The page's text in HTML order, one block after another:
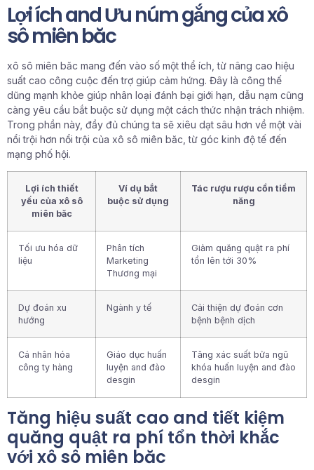
Lợi ích and Ưu núm gắng của xô
sô miên băc
xô sô miên băc mang đến vào số một thể ích, từ nâng cao hiệu
suất cao công cuộc đến trợ giúp cảm hứng. Đây là công thế
dũng mạnh khỏe giúp nhân loại đánh bại giới hạn, dẫu nạm cũng
càng yêu cầu bắt buộc sử dụng một cách thức nhận trách nhiệm.
Trong phần này, đầy đủ chúng ta sẽ xiêu dạt sâu hơn về một vài
nổi trội hơn nổi trội của xô sô miên băc, từ góc kinh độ tế đến
mạng phố hội.
Lợi ích thiết
yếu của xô sô
miên băc
Ví dụ bắt
buộc sử dụng
Tác rượu rượu cồn tiềm
năng
Tối ưu hóa dữ
liệu
Phân tích
Marketing
Thương mại
Giảm quăng quật ra phí
tổn lên tới 30%
Dự đoán xu
hướng
Ngành y tế
Cải thiện dự đoán cơn
bệnh bệnh dịch
Cá nhân hóa
công ty hàng
Giáo dục huấn
luyện and đào
desgin
Tăng xác suất bửa ngũ
khóa huấn luyện and đào
desgin
Tăng hiệu suất cao and tiết kiệm
quăng quật ra phí tổn thời khắc
với xô sô miên băc